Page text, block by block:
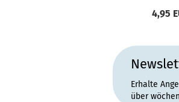
4,95
Erhalte
über